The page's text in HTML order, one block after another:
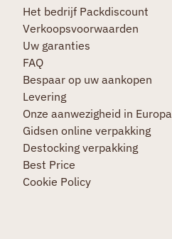
Het bedrijf Packdiscount
Verkoopsvoorwaarden
Uw garanties
FAQ
Bespaar op uw aankopen
Levering
Onze aanwezigheid in Europa
Gidsen online verpakking
Destocking verpakking
Best Price
Cookie Policy